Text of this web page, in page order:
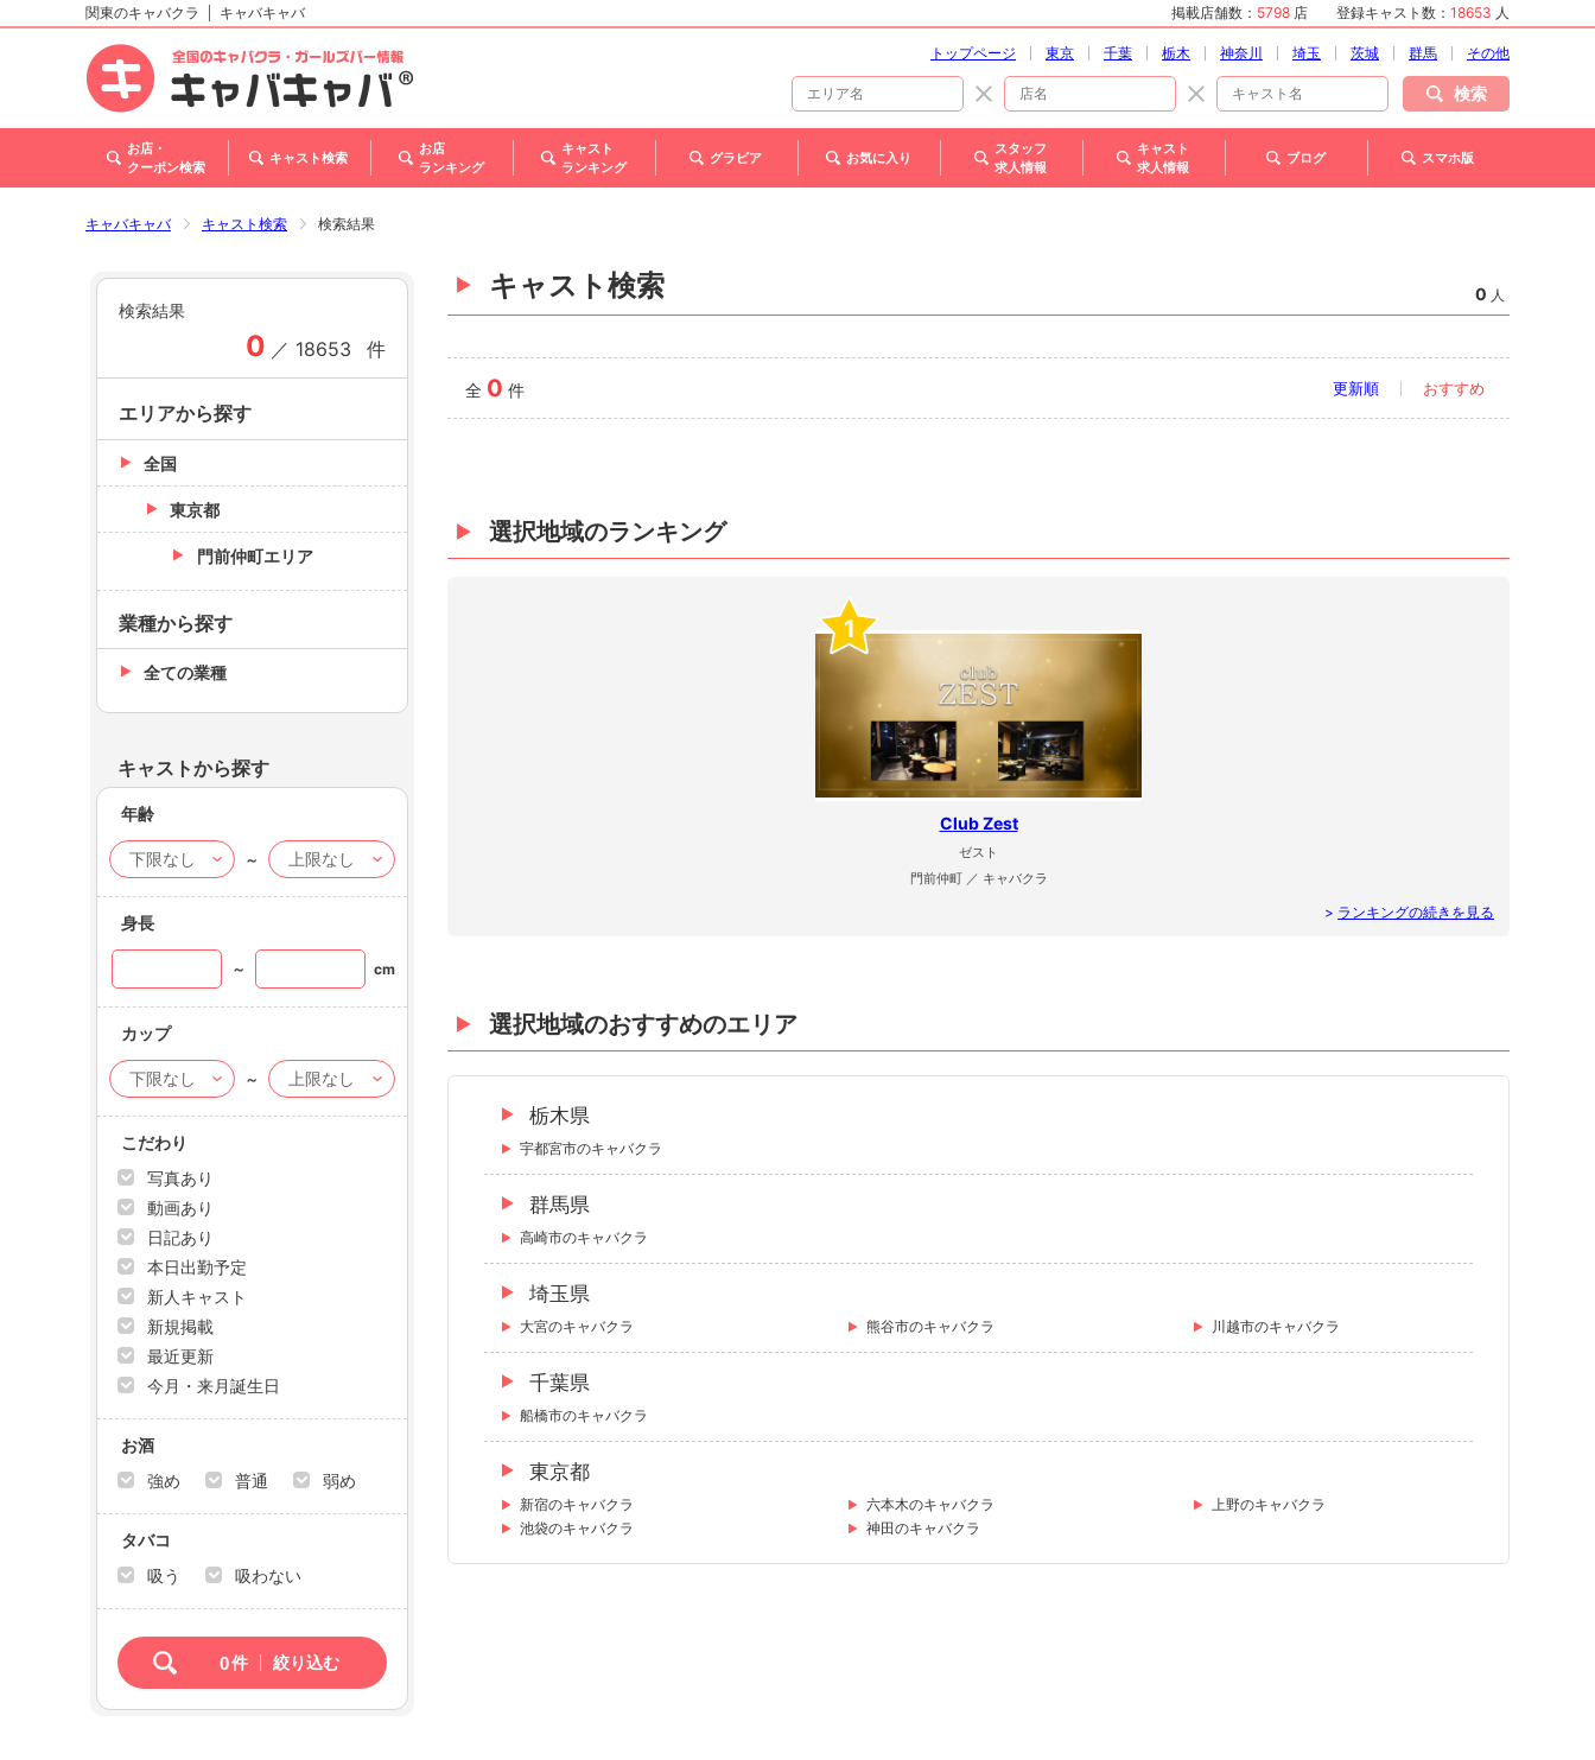
北海道
東北
甲信越・北陸
関西
関東のキャバクラ キャバキャバ 掲載店舗数： 5798 店 登録キャスト数： 18653 人
トップページ 東京 千葉 栃木 神奈川 埼玉 茨城 群馬 その他
検索
お店・
クーポン検索
キャスト検索
お店
ランキング
キャスト
ランキング
グラビア お気に入り
スタッフ
求人情報
キャスト
求人情報
ブログ スマホ版
キャバキャバ キャスト検索 検索結果
キャスト検索 0 人
全 0 件 更新順 おすすめ
選択地域のランキング
1
Club Zest
ゼスト
門前仲町 ／ キャバクラ
> ランキングの続きを見る
選択地域のおすすめのエリア
栃木県
宇都宮市のキャバクラ
群馬県
高崎市のキャバクラ
埼玉県
大宮のキャバクラ 熊谷市のキャバクラ 川越市のキャバクラ
千葉県
船橋市のキャバクラ
東京都
新宿のキャバクラ 六本木のキャバクラ
上野のキャバクラ
池袋のキャバクラ
神田のキャバクラ
検索結果
0 ／ 18653 件
エリアから探す
全国
東京都
門前仲町エリア
業種から探す
全ての業種
キャストから探す
年齢
～
身長
～ cm
カップ
～
こだわり
写真あり
動画あり
日記あり
本日出勤予定
新人キャスト
新規掲載
最近更新
今月・来月誕生日
お酒
強め
普通 弱め
タバコ
吸う
吸わない
0件 絞り込む